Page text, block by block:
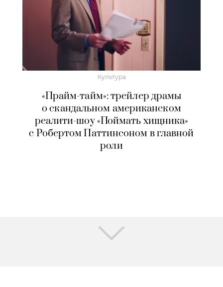
Культура
«Прайм-тайм»: трейлер драмы
о скандальном американском
реалити-шоу «Поймать хищника»
с Робертом Паттинсоном в главной
роли